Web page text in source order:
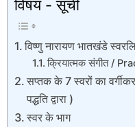
विषय - सूची
विष्णु नारायण भातखंडे
क्रियात्मक संगीत /
सप्तक के 7 स्वरों का
पद्धति द्वारा )
स्वर के भाग